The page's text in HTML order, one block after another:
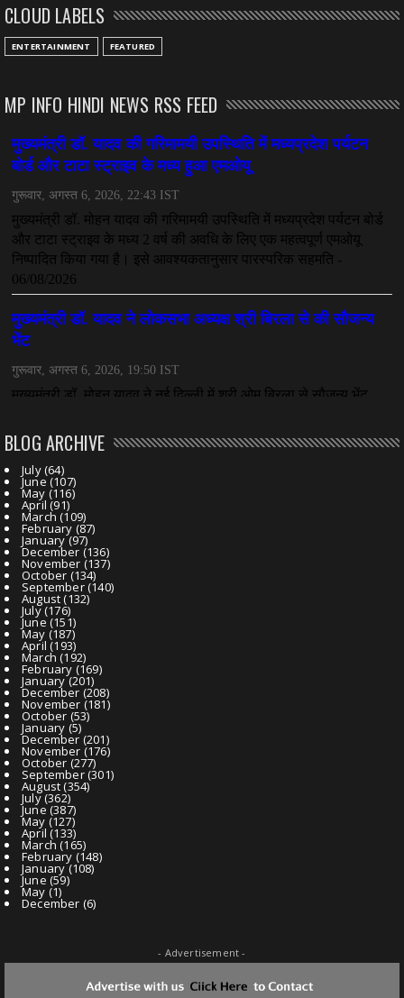
July 08, 2026
CHHATTISGARH
महादेव ऐप केस में बड़ा एक्शन, सौरभ चंद्राकर हिरासत में
July 08, 2026
CHHATTISGARH
तीजन बाई को याद करेगा छत्तीसगढ़ का लोक कला जगत
July 07, 2026
CLOUD LABELS
ENTERTAINMENT FEATURED
MP INFO HINDI NEWS RSS FEED
BLOG ARCHIVE
July(64)
June(107)
May (116)
April (91)
March (109)
February (87)
January(97)
December (136)
November (137)
October (134)
September(140)
August(132)
July(176)
June(151)
May (187)
April (193)
March (192)
February (169)
January(201)
December (208)
November (181)
October (53)
January (5)
December(201)
November (176)
October (277)
September(301)
August(354)
July(362)
June(387)
May (127)
April (133)
March (165)
February (148)
January(108)
June (59)
May (1)
December (6)
- Advertisement -